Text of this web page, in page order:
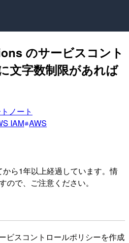
のサービスコント
文字数制限があれば
ノート
IAM AWS
ら1年以上経過しています。情
ので、ご注意ください。
ビスコントロールポリシーを作成